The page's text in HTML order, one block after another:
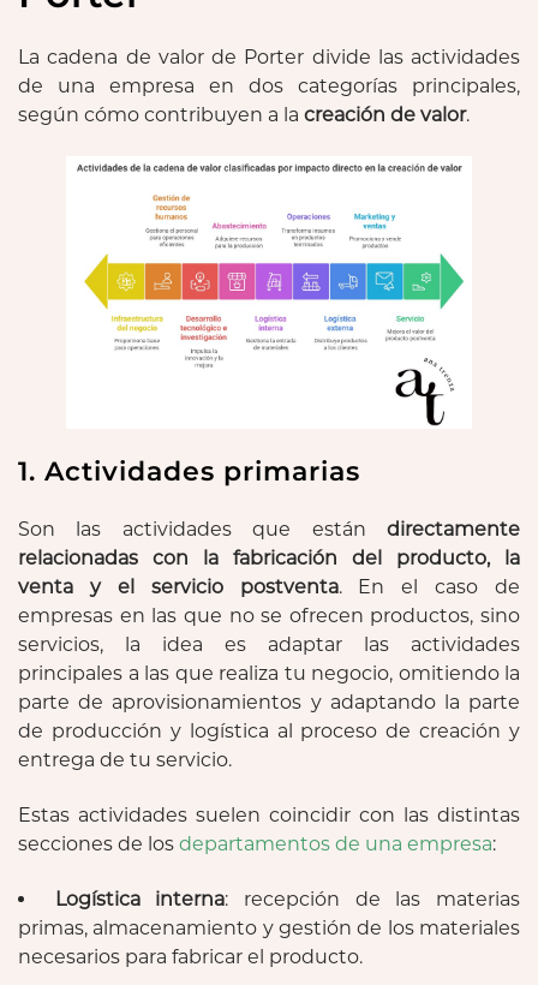
La cadena de valor de Porter divide las actividades
de una empresa en dos categorías principales,
según cómo contribuyen a la creación de valor.
1. Actividades primarias
Son las actividades que están directamente
relacionadas con la fabricación del producto, la
venta y el servicio postventa. En el caso de
empresas en las que no se ofrecen productos, sino
servicios, la idea es adaptar las actividades
principales a las que realiza tu negocio, omitiendo la
parte de aprovisionamientos y adaptando la parte
de producción y logística al proceso de creación y
entrega de tu servicio.
Estas actividades suelen coincidir con las distintas
secciones de los departamentos de una empresa:
Logística interna: recepción de las materias
primas, almacenamiento y gestión de los materiales
necesarios para fabricar el producto.